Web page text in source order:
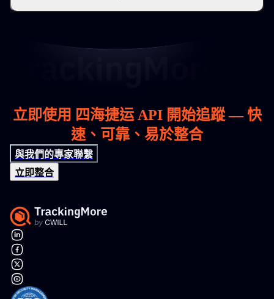
立即使用 四海捷运 API 開始追蹤 — 快
速、可靠、易於整合
與我們的專家聯繫
立即整合